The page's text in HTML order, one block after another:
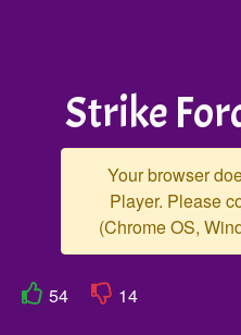
Strike
Your browser
Player. Please
(Chrome OS,
54 14